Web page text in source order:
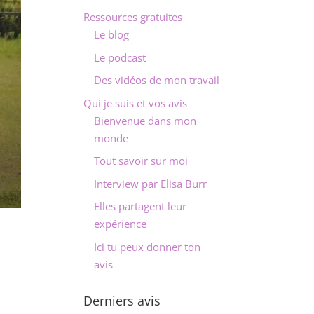
Ressources gratuites
Le blog
Le podcast
Des vidéos de mon travail
Qui je suis et vos avis
Bienvenue dans mon
monde
Tout savoir sur moi
Interview par Elisa Burr
Elles partagent leur
expérience
Ici tu peux donner ton
avis
Derniers avis